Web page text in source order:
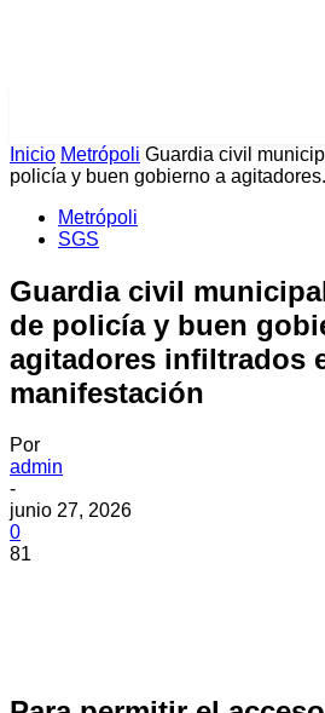
Inicio Metrópoli Guardia civil
policía y buen gobierno a
Metrópoli
SGS
Guardia civil
de policía y buen
agitadores infiltrados
manifestación
Por
admin
-
junio 27, 2026
0
81